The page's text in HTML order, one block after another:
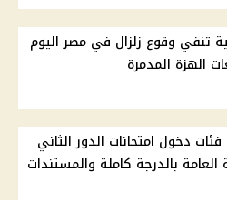
تنفي وقوع زلزال في مصر اليوم
الهزة المدمرة
دخول امتحانات الدور الثاني
العامة بالدرجة كاملة والمستندات